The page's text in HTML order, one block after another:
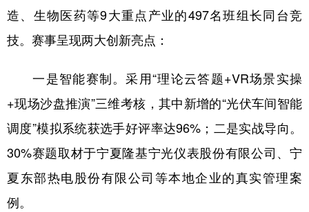
造、生物医药等9大重点产业的497名班组长同台竞
技。赛事呈现两大创新亮点：
一是智能赛制。采用“理论云答题+VR场景实操
+现场沙盘推演”三维考核，其中新增的“光伏车间智能
调度”模拟系统获选手好评率达96%；二是实战导向。
30%赛题取材于宁夏隆基宁光仪表股份有限公司、宁
夏东部热电股份有限公司等本地企业的真实管理案
例。